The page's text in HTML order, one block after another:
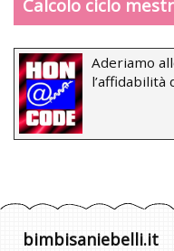
Calcolo ciclo
Aderiamo
l’affidabilità
bimbisaniebelli.it